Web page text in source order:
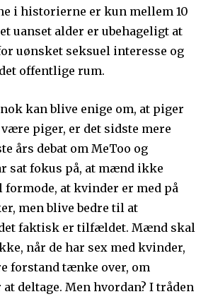
i historierne er kun mellem 10
uanset alder er ubehageligt at
uønsket seksuel interesse og
offentlige rum.
kan blive enige om, at piger
piger, er det sidste mere
års debat om MeToo og
sat fokus på, at mænd ikke
at kvinder er med på
men blive bedre til at
faktisk er tilfældet. Mænd skal
når de har sex med kvinder,
forstand tænke over, om
deltage. Men hvordan? I tråden